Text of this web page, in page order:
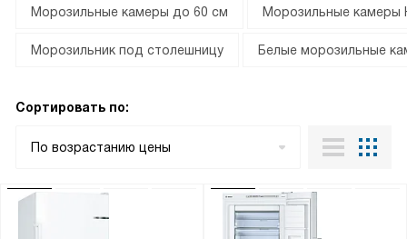
Морозильные камеры до 60 см Морозильные камеры
Морозильник под столешницу Белые морозильные
Сортировать по:
По возрастанию цены